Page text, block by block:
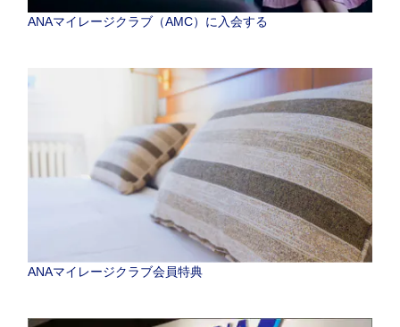
ANAマイレージクラブ（AMC）に入会する
ANAマイレージクラブ会員特典